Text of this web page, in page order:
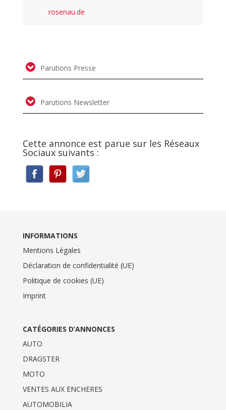
rosenau.de
Parutions Presse
Parutions Newsletter
Cette annonce est parue sur les Réseaux
Sociaux suivants :
INFORMATIONS
Mentions Légales
Déclaration de confidentialité (UE)
Politique de cookies (UE)
Imprint
CATÉGORIES D’ANNONCES
AUTO
DRAGSTER
MOTO
VENTES AUX ENCHERES
AUTOMOBILIA